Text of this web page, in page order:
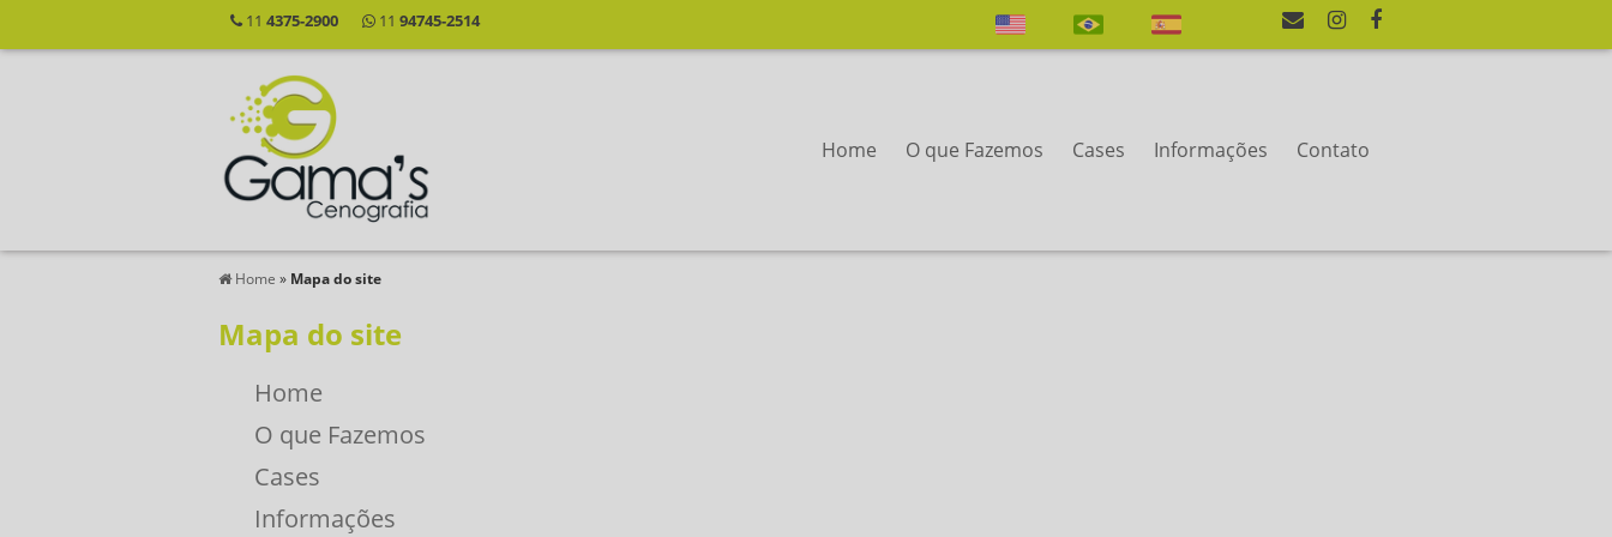
11 4375-2900 11 94745-2514
Home O que Fazemos Cases Informações Contato
Home » Mapa do site
Mapa do site
Home
O que Fazemos
Cases
Informações